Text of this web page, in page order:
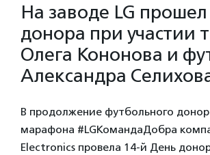
На заводе LG
донора при участии
Олега Кононова и
Александра
В продолжение футбольного
марафона #LGКомандаДобра
Electronics провела 14-й День